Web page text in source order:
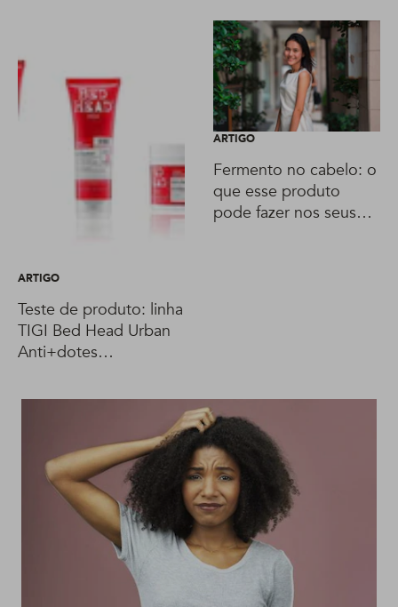
ARTIGO
Teste de produto: linha
TIGI Bed Head Urban
Anti+dotes
ARTIGO
Fermento no cabelo: o
que esse produto
pode fazer nos seus